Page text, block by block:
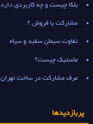
بلکا چیست و چه کاربردی دارد
مشارکت یا فروش ؟
تفاوت سیمان سفید و سیاه
ماستیک چیست؟
عرف مشارکت در ساخت تهران
پربازدیدها